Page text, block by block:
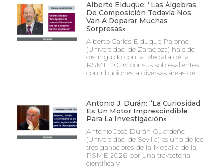
Alberto Elduque: “Las Álgebras
De Composición Todavía Nos
Van A Deparar Muchas
Sorpresas»
Alberto Carlos Elduque Palomo
(Universidad de Zaragoza) ha sido
distinguido con la Medalla de la
RSME 2026 por sus sobresalientes
contribuciones a diversas áreas del
Antonio J. Durán: “La Curiosidad
Es Un Motor Imprescindible
Para La Investigación»
Antonio José Durán Guardeño
(Universidad de Sevilla) es uno de los
tres ganadores de la Medalla de la
RSME 2026 por una trayectoria
científica y